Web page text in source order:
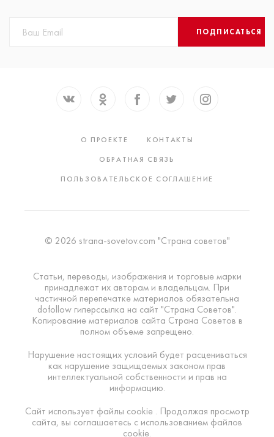
ПОДПИСАТЬСЯ
О ПРОЕКТЕ
КОНТАКТЫ
ОБРАТНАЯ СВЯЗЬ
ПОЛЬЗОВАТЕЛЬСКОЕ СОГЛАШЕНИЕ
© 2026 strana-sovetov.com "Страна советов"
Статьи, переводы, изображения и торговые марки
принадлежат их авторам и владельцам. При
частичной перепечатке материалов обязательна
dofollow гиперссылка на сайт "Страна Советов".
Копирование материалов сайта Страна Советов в
полном объеме запрещено.
Нарушение настоящих условий будет расцениваться
как нарушение защищаемых законом прав
интеллектуальной собственности и прав на
информацию.
Сайт использует файлы cookie . Продолжая просмотр
сайта, вы соглашаетесь с использованием файлов
cookie.